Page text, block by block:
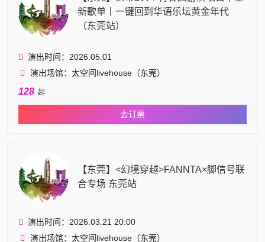
新歌单丨一键回到华语乐坛黄金年代
（东莞站）
演出时间：2026.05.01
演出场馆：太空间livehouse（东莞）
128 起
去订票
【东莞】<幻境穿越>FANNTA×脚信号联
合专场 东莞站
演出时间：2026.03.21 20:00
演出场馆：太空间livehouse（东莞）